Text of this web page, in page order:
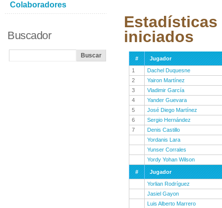
iniciados
#
Jugador
1
Dachel Duquesne
2
Yairon Martínez
3
Vladimir García
4
Yander Guevara
5
José Diego Martínez
6
Sergio Hernández
7
Denis Castillo
Yordanis Lara
Yunser Corrales
Yordy Yohan Wilson
#
Jugador
Yorlian Rodríguez
Jasiel Gayon
Luis Alberto Marrero
Colaboradores
Buscador